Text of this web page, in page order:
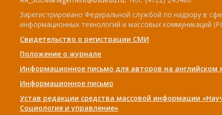
Зарегистрировано Федеральной службой по надзору в
информационных технологий и массовых коммуникаций
Свидетельство о регистрации СМИ
Положение о журнале
Информационное письмо для авторов на английском
Информационное письмо
Устав редакции средства массовой информации
Социология и управление»